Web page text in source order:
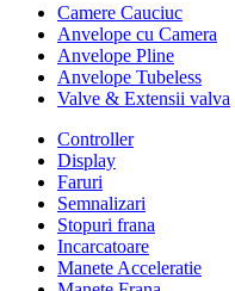
Camere Cauciuc
Anvelope cu Camera
Anvelope Pline
Anvelope Tubeless
Valve & Extensii valva
Controller
Display
Faruri
Semnalizari
Stopuri frana
Incarcatoare
Manete Acceleratie